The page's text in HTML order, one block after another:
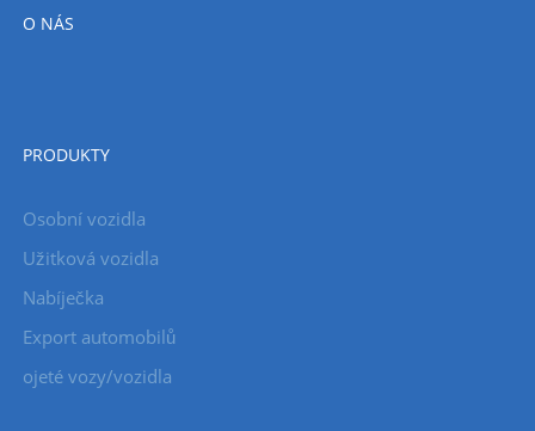
O NÁS
PRODUKTY
Osobní vozidla
Užitková vozidla
Nabíječka
Export automobilů
ojeté vozy/vozidla